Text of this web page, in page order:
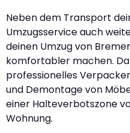
Neben dem Transport
Umzugsservice auch
deinen Umzug von
komfortabler machen.
professionelles
und Demontage von
einer Halteverbotszone
Wohnung.